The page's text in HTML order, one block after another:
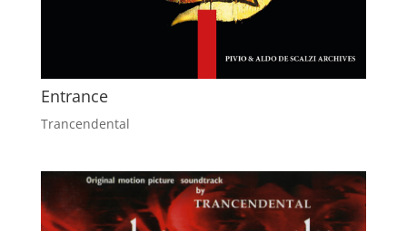
Entrance
Trancendental